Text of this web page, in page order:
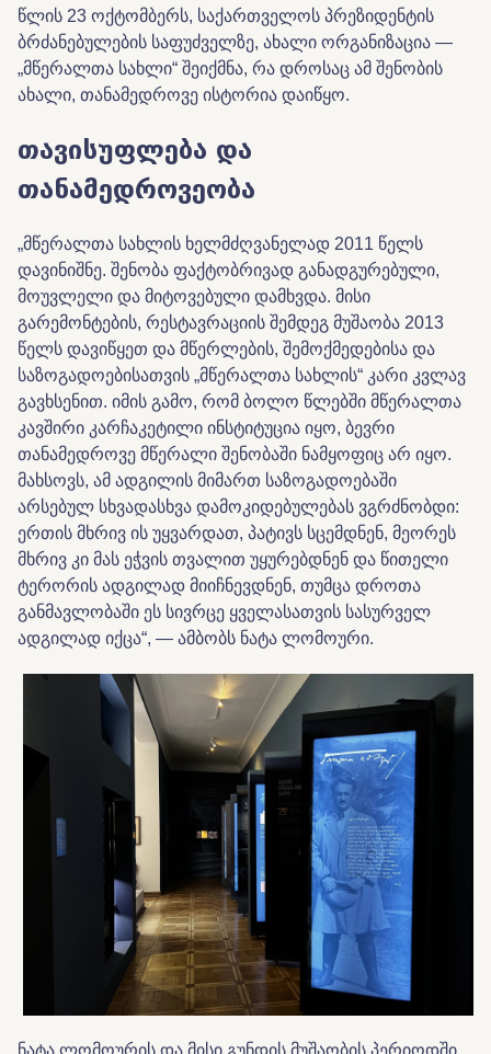
წლის 23 ოქტომბერს, საქართველოს პრეზიდენტის
ბრძანებულების საფუძველზე, ახალი ორგანიზაცია —
„მწერალთა სახლი“ შეიქმნა, რა დროსაც ამ შენობის
ახალი, თანამედროვე ისტორია დაიწყო.
თავისუფლება და
თანამედროვეობა
„მწერალთა სახლის ხელმძღვანელად 2011 წელს
დავინიშნე. შენობა ფაქტობრივად განადგურებული,
მოუვლელი და მიტოვებული დამხვდა. მისი
გარემონტების, რესტავრაციის შემდეგ მუშაობა 2013
წელს დავიწყეთ და მწერლების, შემოქმედებისა და
საზოგადოებისათვის „მწერალთა სახლის“ კარი კვლავ
გავხსენით. იმის გამო, რომ ბოლო წლებში მწერალთა
კავშირი კარჩაკეტილი ინსტიტუცია იყო, ბევრი
თანამედროვე მწერალი შენობაში ნამყოფიც არ იყო.
მახსოვს, ამ ადგილის მიმართ საზოგადოებაში
არსებულ სხვადასხვა დამოკიდებულებას ვგრძნობდი:
ერთის მხრივ ის უყვარდათ, პატივს სცემდნენ, მეორეს
მხრივ კი მას ეჭვის თვალით უყურებდნენ და წითელი
ტერორის ადგილად მიიჩნევდნენ, თუმცა დროთა
განმავლობაში ეს სივრცე ყველასათვის სასურველ
ადგილად იქცა“, — ამბობს ნატა ლომოური.
ნატა ლომოურის და მისი გუნდის მუშაობის პერიოდში